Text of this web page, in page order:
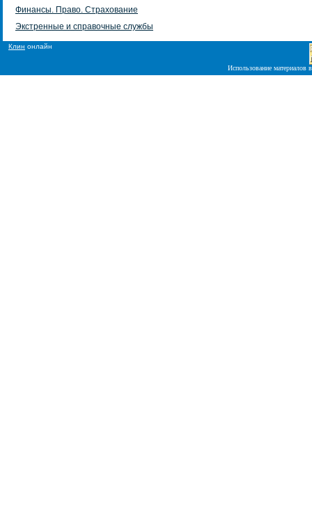
Финансы. Право. Страхование
Экстренные и справочные службы
Клин онлайн
Использование материалов